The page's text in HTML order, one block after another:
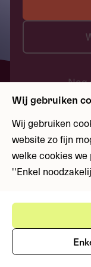
Nog
Wij gebruiken
Wij gebruiken
website zo fijn
welke cookies we
''Enkel